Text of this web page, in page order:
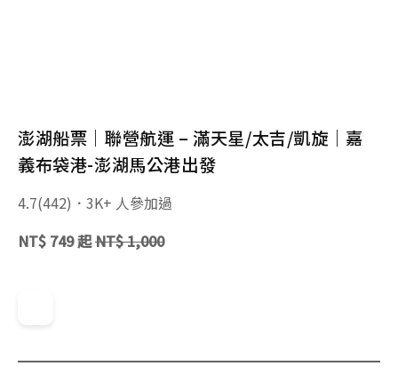
澎湖船票｜聯營航運 – 滿天星/太吉/凱旋｜嘉
義布袋港-澎湖馬公港出發
4.7(442)．3K+ 人參加過
NT$ 749 起NT$ 1,000